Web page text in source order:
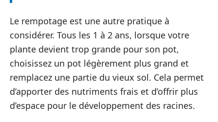
Le rempotage est une autre pratique à
considérer. Tous les 1 à 2 ans, lorsque votre
plante devient trop grande pour son pot,
choisissez un pot légèrement plus grand et
remplacez une partie du vieux sol. Cela permet
d’apporter des nutriments frais et d’offrir plus
d’espace pour le développement des racines.